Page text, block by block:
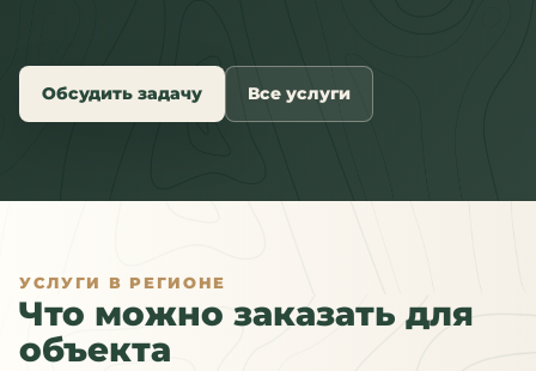
Обсудить задачу Все услуги
УСЛУГИ В РЕГИОНЕ
Что можно заказать для
объекта